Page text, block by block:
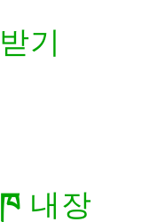
기
내장